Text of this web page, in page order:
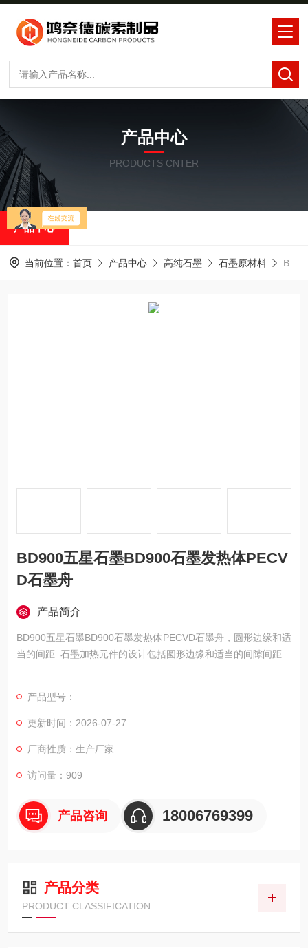
产品中心
PRODUCTS CNTER
产品中心
当前位置： 首页 产品中心 高纯石墨 石墨原材料 BD900五星石墨BD900石墨发热体PECVD石墨舟
BD900五星石墨BD900石墨发热体PECV
D石墨舟
产品简介
BD900五星石墨BD900石墨发热体PECVD石墨舟，圆形边缘和适
当的间距: 石墨加热元件的设计包括圆形边缘和适当的间隙间距，
以地减少高温下的气体电离。
产品型号：
更新时间：2026-07-27
厂商性质：生产厂家
访问量：909
产品咨询 18006769399
产品分类
PRODUCT CLASSIFICATION